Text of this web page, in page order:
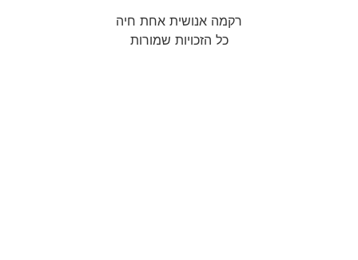
רקמה אנושית אחת חיה
כל הזכויות שמורות